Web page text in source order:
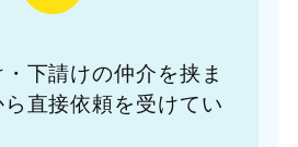
下請けの仲介を挟ま
直接依頼を受けてい